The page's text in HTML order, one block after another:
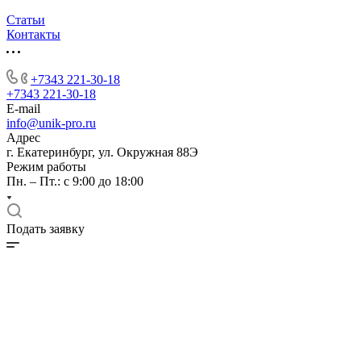
Статьи
Контакты
+7343 221-30-18
+7343 221-30-18
E-mail
info@unik-pro.ru
Адрес
г. Екатеринбург, ул. Окружная 88Э
Режим работы
Пн. – Пт.: с 9:00 до 18:00
Подать заявку